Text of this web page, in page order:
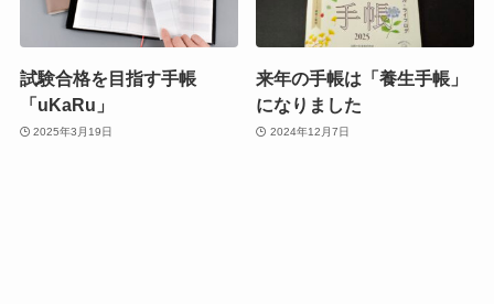
試験合格を目指す手帳
「uKaRu」
2025年3月19日
来年の手帳は「養生手帳」
になりました
2024年12月7日